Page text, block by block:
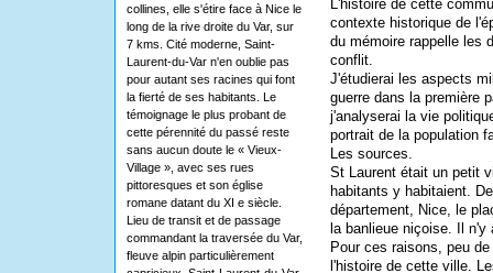
collines, elle s'étire face à Nice le
long de la rive droite du Var, sur
7 kms. Cité moderne, Saint-
Laurent-du-Var n'en oublie pas
pour autant ses racines qui font
la fierté de ses habitants. Le
témoignage le plus probant de
cette pérennité du passé reste
sans aucun doute le « Vieux-
Village », avec ses rues
pittoresques et son église
romane datant du XI e siècle.
Lieu de transit et de passage
commandant la traversée du Var,
fleuve alpin particulièrement
L'histoire de cette
contexte historique de
du mémoire rappelle les
conflit.
J'étudierai les aspects
guerre dans la première
j'analyserai la vie
portrait de la population
Les sources.
St Laurent était un petit
habitants y habitaient.
département, Nice, le
la banlieue niçoise. Il
Pour ces raisons, peu
l'histoire de cette ville.